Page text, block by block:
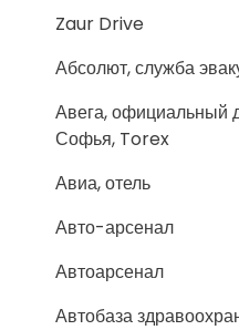
Zaur Drive
Абсолют, служба
Авега, официальный
Софья, Torex
Авиа, отель
Авто-арсенал
Автоарсенал
Автобаза